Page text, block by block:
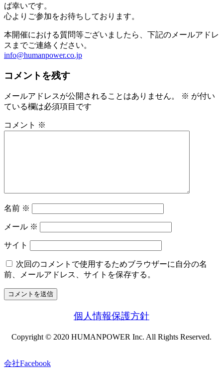
ば幸いです。
心よりご参加をお待ちしております。
本開催における質問等ございましたら、下記のメールアドレ
スまでご連絡ください。
info@humanpower.co.jp
コメントを残す
メールアドレスが公開されることはありません。 ※ が付い
ている欄は必須項目です
コメント ※
名前 ※
メール ※
サイト
次回のコメントで使用するためブラウザーに自分の名
前、メールアドレス、サイトを保存する。
個人情報保護方針
Copyright © 2020 HUMANPOWER Inc. All Rights Reserved.
会社Facebook